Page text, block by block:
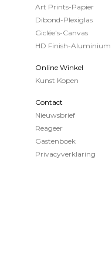
Art Prints-Papier
Dibond-Plexiglas
Giclée's-Canvas
HD Finish-Aluminium
Online Winkel
Kunst Kopen
Contact
Nieuwsbrief
Reageer
Gastenboek
Privacyverklaring